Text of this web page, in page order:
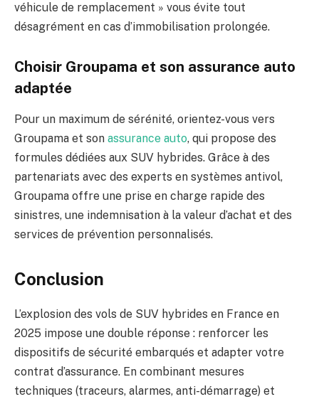
véhicule de remplacement » vous évite tout
désagrément en cas d’immobilisation prolongée.
Choisir Groupama et son assurance auto
adaptée
Pour un maximum de sérénité, orientez-vous vers
Groupama et son assurance auto, qui propose des
formules dédiées aux SUV hybrides. Grâce à des
partenariats avec des experts en systèmes antivol,
Groupama offre une prise en charge rapide des
sinistres, une indemnisation à la valeur d’achat et des
services de prévention personnalisés.
Conclusion
L’explosion des vols de SUV hybrides en France en
2025 impose une double réponse : renforcer les
dispositifs de sécurité embarqués et adapter votre
contrat d’assurance. En combinant mesures
techniques (traceurs, alarmes, anti-démarrage) et